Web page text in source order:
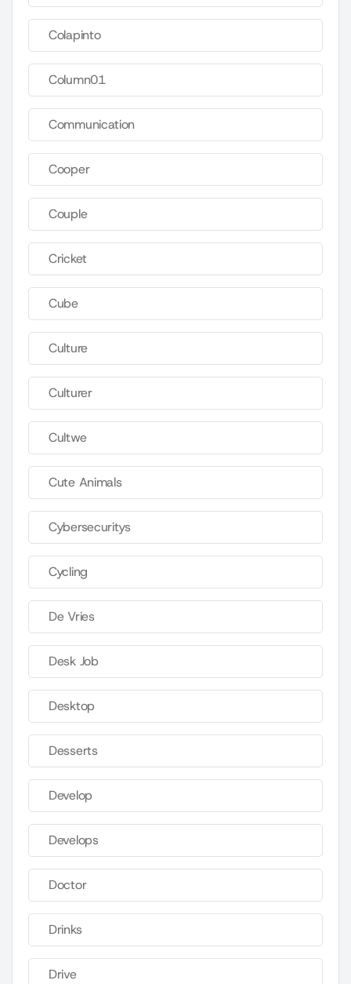
Colapinto
Column01
Communication
Cooper
Couple
Cricket
Cube
Culture
Culturer
Cultwe
Cute Animals
Cybersecuritys
Cycling
De Vries
Desk Job
Desktop
Desserts
Develop
Develops
Doctor
Drinks
Drive